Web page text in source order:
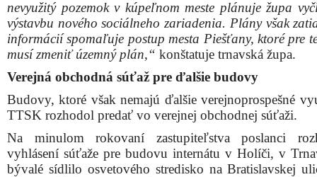
nevyužitý pozemok v kúpeľnom meste plánuje župa
výstavbu nového sociálneho zariadenia. Plány však
informácií spomaľuje postup mesta Piešťany, ktoré pre
musí zmeniť územný plán,“ konštatuje trnavská župa.
Verejná obchodná súťaž pre ďalšie budovy
Budovy, ktoré však nemajú ďalšie verejnoprospešné
TTSK rozhodol predať vo verejnej obchodnej súťaži.
Na minulom rokovaní zastupiteľstva poslanci
vyhlásení súťaže pre budovu internátu v Holíči, v
bývalé sídlilo osvetového stredisko na Bratislavskej